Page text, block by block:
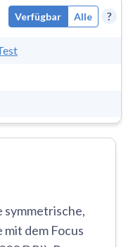
Verfügbar Alle ?
symmetrische,
mit dem Focus